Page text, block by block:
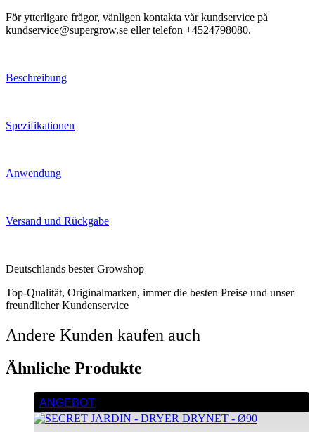
För ytterligare frågor, vänligen kontakta vår kundservice på
kundservice@supergrow.se eller telefon +4524798080.
Beschreibung
Spezifikationen
Anwendung
Versand und Rückgabe
Deutschlands bester Growshop
Top-Qualität, Originalmarken, immer die besten Preise und unser
freundlicher Kundenservice
Andere Kunden kaufen auch
Ähnliche Produkte
ANGEBOT